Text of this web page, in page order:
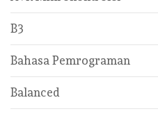
B3
Bahasa Pemrograman
Balanced